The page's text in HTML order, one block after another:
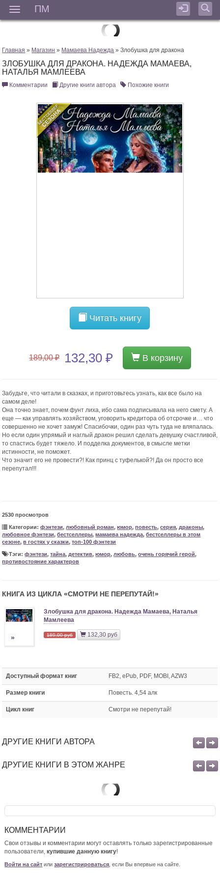
ПМ
Главная » Магазин » Мамаева Надежда » Злобушка для дракона
ЗЛОБУШКА ДЛЯ ДРАКОНА. НАДЕЖДА МАМАЕВА,
НАТАЛЬЯ МАМЛЕЕВА
Комментарии Другие книги автора Похожие книги
Читать книгу
189,00 ₽ 132,30 ₽ В корзину
Забудьте, что читали в сказках, и приготовьтесь узнать, как все было на
самом деле!
Она точно знает, почем фунт лиха, ибо сама подписывала на него смету. А
еще — как управлять хозяйством, уговорить кредитора об отсрочке и… что
совершенно не хочет замуж! Спасибочки, один раз чуть туда не вляпалась.
Но если один упрямый и наглый дракон решил сделать девушку счастливой,
то спастись будет тяжело. И подделка документов, в смысле метки
истинности, не поможет.
Что значит его не провести?! Как принц с туфелькой?! Да он просто все
перепутал!!!
2530 просмотров
Категории:фэнтези, любовный роман,юмор,повесть,серия, драконы,
любовное фэнтези,бестселлеры,мамаева надежда,бестселлеры в этом
сезоне,в гостях у сказки,топ-100 фэнтези
Тэги:фэнтези,тайна, детектив,юмор, любовь,очень горячий герой,
противостояние характеров
КНИГА ИЗ ЦИКЛА «СМОТРИ НЕ ПЕРЕПУТАЙ!»
»
Злобушка для дракона. Надежда Мамаева, Наталья
Мамлеева
189,00 руб 132,30 руб
Доступный формат книг FB2, ePub, PDF, MOBI, AZW3
Размер книги Повесть. 4,54 алк
Цикл книг Смотри не перепутай!
ДРУГИЕ КНИГИ АВТОРА
ДРУГИЕ КНИГИ В ЭТОМ ЖАНРЕ
КОММЕНТАРИИ
Свои отзывы и комментарии могут оставлять только зарегистрированные
пользователи,купившие данную книгу!
Войти на сайт илизарегистрироваться , если Вы впервые на сайте.